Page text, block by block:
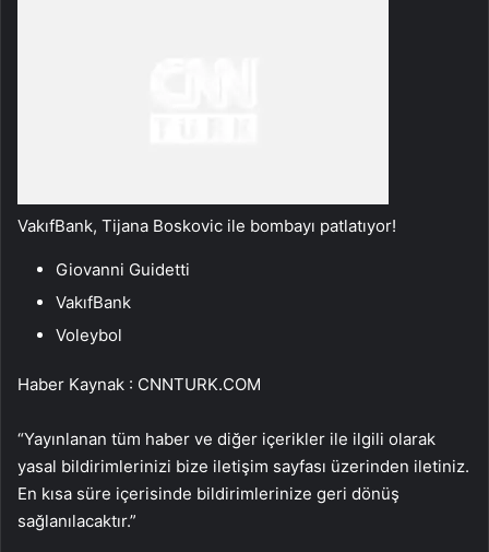
VakıfBank, Tijana Boskovic ile bombayı patlatıyor!
Giovanni Guidetti
VakıfBank
Voleybol
Haber Kaynak : CNNTURK.COM
“Yayınlanan tüm haber ve diğer içerikler ile ilgili olarak
yasal bildirimlerinizi bize iletişim sayfası üzerinden iletiniz.
En kısa süre içerisinde bildirimlerinize geri dönüş
sağlanılacaktır.”